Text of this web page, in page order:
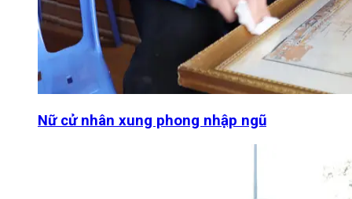
Nữ cử nhân xung phong nhập ngũ